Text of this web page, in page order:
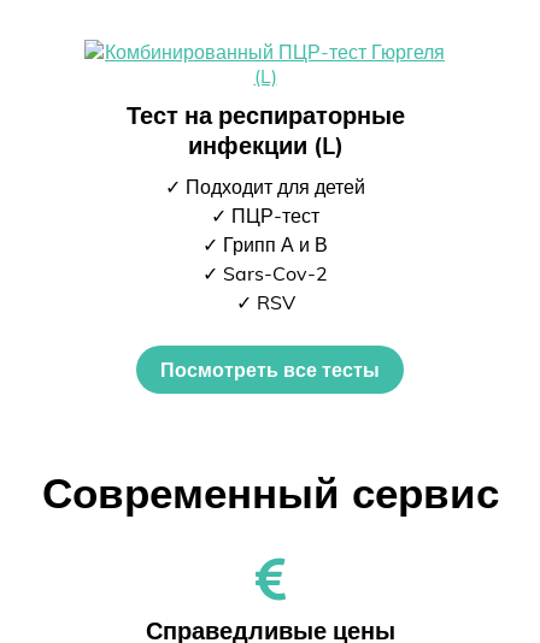
Тест на респираторные
инфекции (L)
✓ Подходит для детей
✓ ПЦР-тест
✓ Грипп А и В
✓ Sars-Cov-2
✓ RSV
Посмотреть все тесты
Современный сервис
Справедливые цены